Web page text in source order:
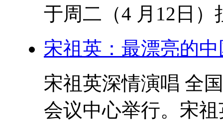
于周二（4 月12日
宋祖英：最漂亮的
宋祖英深情演唱 全
会议中心举行。宋